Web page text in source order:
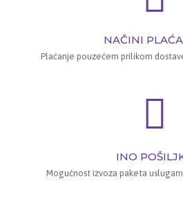
NAČINI
Plaćanje pouzećem prilikom
INO
Mogućnost izvoza paketa